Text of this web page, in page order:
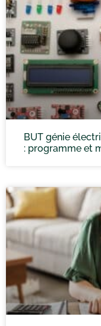
BUT génie
: programme et